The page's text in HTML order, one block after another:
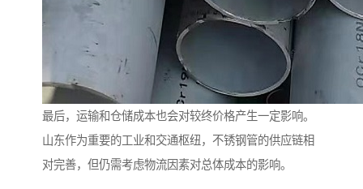
最后，运输和仓储成本也会对较终价格产生一定影响。
山东作为重要的工业和交通枢纽，不锈钢管的供应链相
对完善，但仍需考虑物流因素对总体成本的影响。